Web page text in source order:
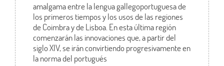
amalgama entre la lengua gallegoportuguesa de
los primeros tiempos y los usos de las regiones
de Coimbra y de Lisboa. En esta última región
comenzarán las innovaciones que, a partir del
siglo XIV, se irán convirtiendo progresivamente en
la norma del portugués